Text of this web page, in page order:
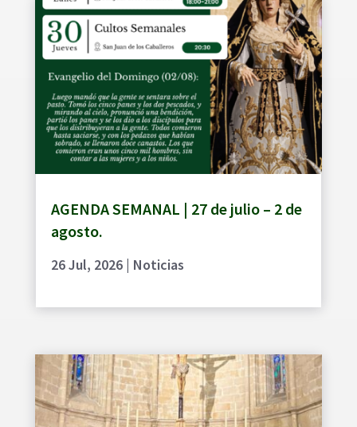
AGENDA SEMANAL | 27 de julio – 2 de
agosto.
26 Jul, 2026| Noticias